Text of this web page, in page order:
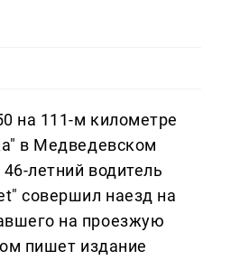
на 111-м километре
в Медведевском
летний водитель
совершил наезд на
на проезжую
пишет издание